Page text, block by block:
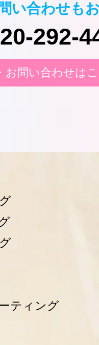
い合わせも
292-
お問い合わせは
ティング